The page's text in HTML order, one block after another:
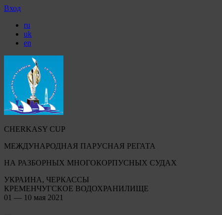
Вход
ru
uk
en
CHERKASY CUP
МЕЖДУНАРОДНАЯ ПАРУСНАЯ РЕГАТА
НА РАЗБОРНЫХ МНОГОКОРПУСНЫХ СУДАХ
УКРАИНА, ЧЕРКАССЫ
КРЕМЕНЧУГСКОЕ ВОДОХРАНИЛИЩЕ
01 — 10 мая 2021